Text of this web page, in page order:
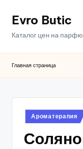
ПерейтиEvro Butic
Каталог цен на
Главная страница
Опубликовано
в
Ароматерапия